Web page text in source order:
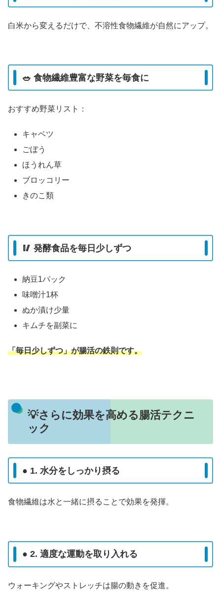
白米から変えるだけで、不溶性食物繊維が自然にアップ。
🥗 食物繊維豊富な野菜を毎食に
おすすめ野菜リスト：
キャベツ
ごぼう
ほうれん草
ブロッコリー
きのこ類
🥢 発酵食品を毎日少しずつ
納豆1パック
味噌汁1杯
ぬか漬け少量
キムチを副菜に
「毎日少しずつ」が腸活の鉄則です。
💡さらに効果を高める腸活テクニ
ック
● 1. 水分をしっかり摂る
食物繊維は水と一緒に摂ることで効果を発揮。
● 2. 適度な運動を取り入れる
ウォーキングやストレッチは腸の動きを促進。